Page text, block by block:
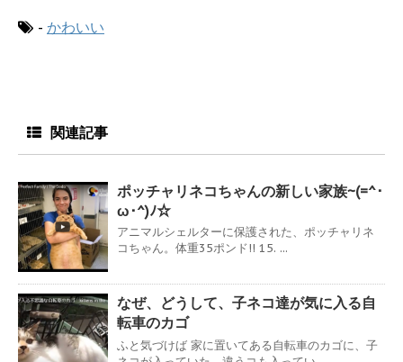
- かわいい
関連記事
ポッチャリネコちゃんの新しい家族~(=^･
ω･^)ﾉ☆
アニマルシェルターに保護された、ポッチャリネ
コちゃん。体重35ポンド!! 15. ...
なぜ、どうして、子ネコ達が気に入る自
転車のカゴ
ふと気づけば 家に置いてある自転車のカゴに、子